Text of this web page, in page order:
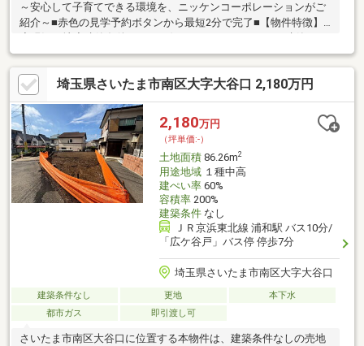
～安心して子育てできる環境を、ニッケンコーポレーションがご
紹介～■赤色の見学予約ボタンから最短2分で完了■【物件特徴】
ます。◆教育環境の良い文教エリア、閑静な住宅街◆生活文化・
教育文化が成熟した街◆学校・教育施設が集積し、教育水準が高
い住宅地◆前面公道には歩道付き。お子様の通行にも安心です。
【周辺環境】・埼京線「武蔵浦和」駅・京浜東北線「南浦和」駅
ともに徒歩16分！ 交通アクセス良好【備考】都市ガスの引込みは
ありませんが、本地至近に都市ガスの埋没管があります。
埼玉県さいたま市南区大字大谷口 2,180万円
2,180万円
（坪単価:-）
土地面積86.26m2
用途地域１種中高
建ぺい率60%
容積率200%
建築条件なし
ＪＲ京浜東北線 浦和駅 バス10分/
「広ケ谷戸」バス停 停歩7分
埼玉県さいたま市南区大字大谷口
建築条件なし 更地
本下水
都市ガス
即引渡し可
さいたま市南区大谷口に位置する本物件は、建築条件なしの売地